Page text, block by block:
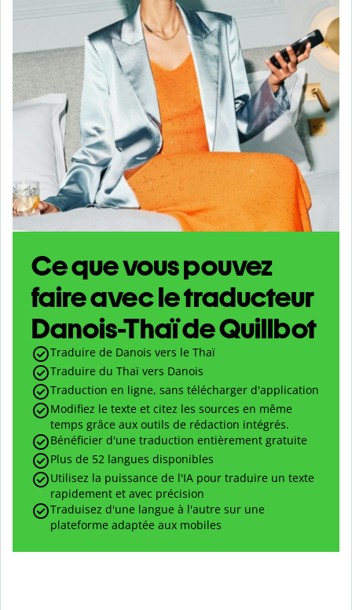
Ce que vous pouvez
faire avec le traducteur
Danois-Thaï de Quillbot
Traduire de Danois vers le Thaï
Traduire du Thaï vers Danois
Traduction en ligne, sans télécharger d'application
Modifiez le texte et citez les sources en même
temps grâce aux outils de rédaction intégrés.
Bénéficier d'une traduction entièrement gratuite
Plus de 52 langues disponibles
Utilisez la puissance de l'IA pour traduire un texte
rapidement et avec précision
Traduisez d'une langue à l'autre sur une
plateforme adaptée aux mobiles